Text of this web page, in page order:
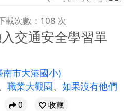
載次數：108 次
交通安全學習單
南市大港國小)
職業大觀園、 如果沒有他們
0
收藏